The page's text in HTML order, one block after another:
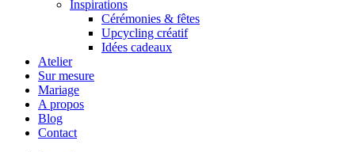
Inspirations
Cérémonies & fêtes
Upcycling créatif
Idées cadeaux
Atelier
Sur mesure
Mariage
A propos
Blog
Contact